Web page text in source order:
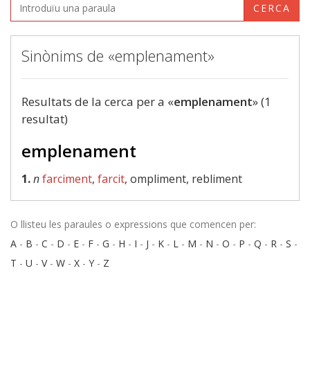
CERCA
Sinònims de «emplenament»
Resultats de la cerca per a «emplenament» (1
resultat)
emplenament
1.nfarciment, farcit, ompliment, rebliment
O llisteu les paraules o expressions que comencen per:
A - B - C - D - E - F - G - H - I - J - K - L - M - N - O - P - Q - R - S -
T - U - V- W - X - Y - Z